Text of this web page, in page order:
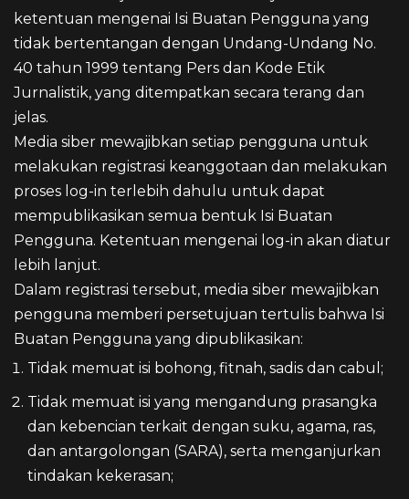
ketentuan mengenai Isi Buatan Pengguna yang
tidak bertentangan dengan Undang-Undang No.
40 tahun 1999 tentang Pers dan Kode Etik
Jurnalistik, yang ditempatkan secara terang dan
jelas.
Media siber mewajibkan setiap pengguna untuk
melakukan registrasi keanggotaan dan melakukan
proses log-in terlebih dahulu untuk dapat
mempublikasikan semua bentuk Isi Buatan
Pengguna. Ketentuan mengenai log-in akan diatur
lebih lanjut.
Dalam registrasi tersebut, media siber mewajibkan
pengguna memberi persetujuan tertulis bahwa Isi
Buatan Pengguna yang dipublikasikan:
Tidak memuat isi bohong, fitnah, sadis dan cabul;
Tidak memuat isi yang mengandung prasangka
dan kebencian terkait dengan suku, agama, ras,
dan antargolongan (SARA), serta menganjurkan
tindakan kekerasan;